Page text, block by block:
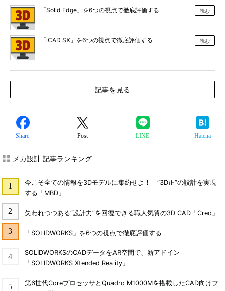
「Solid Edge」を6つの視点で徹底評価する 読む
「iCAD SX」を6つの視点で徹底評価する 読む
記事を見る
Share Post LINE Hatena
メカ設計 記事ランキング
今こそ全ての情報を3Dモデルに集約せよ！ “3D正”の設計を実現
する「MBD」
失われつつある“設計力”を回復できる職人気質の3D CAD「Creo」
「SOLIDWORKS」を6つの視点で徹底評価する
SOLIDWORKSのCADデータをAR空間で、新アドイン
「SOLIDWORKS Xtended Reality」
第6世代CoreプロセッサとQuadro M1000Mを搭載したCAD向けフ